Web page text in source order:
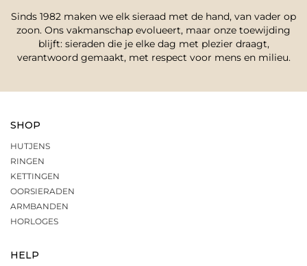
Sinds 1982 maken we elk sieraad met de hand, van vader op
zoon. Ons vakmanschap evolueert, maar onze toewijding
blijft: sieraden die je elke dag met plezier draagt,
verantwoord gemaakt, met respect voor mens en milieu.
SHOP
HUTJENS
RINGEN
KETTINGEN
OORSIERADEN
ARMBANDEN
HORLOGES
HELP